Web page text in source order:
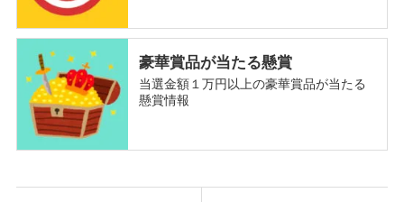
豪華賞品が当たる懸賞
当選金額１万円以上の豪華賞品が当たる
懸賞情報